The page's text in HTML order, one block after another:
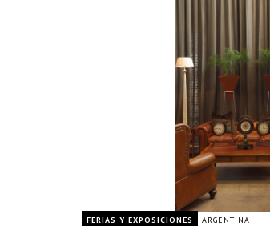
FERIAS Y EXPOSICIONES ARGENTINA